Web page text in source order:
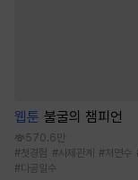
웹툰 불굴의 챔피언
570.6만
#첫경험 #사제관계 #처연수
#다공일수